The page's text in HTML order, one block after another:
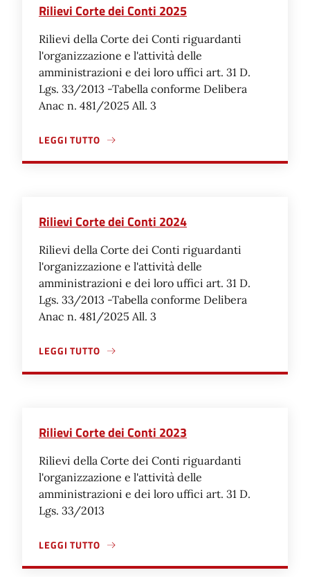
Rilievi Corte dei Conti 2025
Rilievi della Corte dei Conti riguardanti
l'organizzazione e l'attività delle
amministrazioni e dei loro uffici art. 31 D.
Lgs. 33/2013 -Tabella conforme Delibera
Anac n. 481/2025 All. 3
LEGGI TUTTO
A PROPOSITO DI RILIEVI CORTE DEI CONTI 2025
Rilievi Corte dei Conti 2024
Rilievi della Corte dei Conti riguardanti
l'organizzazione e l'attività delle
amministrazioni e dei loro uffici art. 31 D.
Lgs. 33/2013 -Tabella conforme Delibera
Anac n. 481/2025 All. 3
LEGGI TUTTO
A PROPOSITO DI RILIEVI CORTE DEI CONTI 2024
Rilievi Corte dei Conti 2023
Rilievi della Corte dei Conti riguardanti
l'organizzazione e l'attività delle
amministrazioni e dei loro uffici art. 31 D.
Lgs. 33/2013
LEGGI TUTTO
A PROPOSITO DI RILIEVI CORTE DEI CONTI 2023